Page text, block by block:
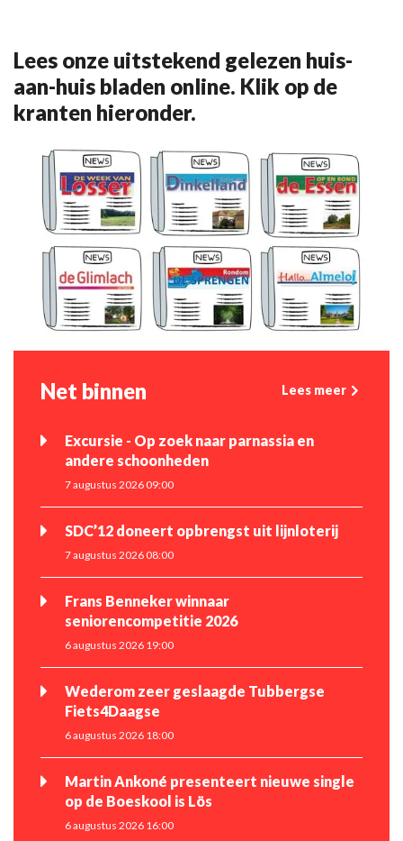
Lees onze uitstekend gelezen huis-
aan-huis bladen online. Klik op de
kranten hieronder.
Net binnen Lees meer
Excursie - Op zoek naar parnassia en
andere schoonheden
7 augustus 2026 09:00
SDC’12 doneert opbrengst uit lijnloterij
7 augustus 2026 08:00
Frans Benneker winnaar
seniorencompetitie 2026
6 augustus 2026 19:00
Wederom zeer geslaagde Tubbergse
Fiets4Daagse
6 augustus 2026 18:00
Martin Ankoné presenteert nieuwe single
op de Boeskool is Lös
6 augustus 2026 16:00